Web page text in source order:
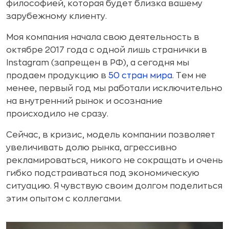
философией, которая будет близка вашему
зарубежному клиенту.
Моя компания начала свою деятельность в
октябре 2017 года с одной лишь странички в
Instagram (запрещен в РФ), а сегодня мы
продаем продукцию в 50 стран мира. Тем не
менее, первый год мы работали исключительно
на внутренний рынок и осознание
происходило не сразу.
Сейчас, в кризис, модель компании позволяет
увеличивать долю рынка, агрессивно
рекламироваться, никого не сокращать и очень
гибко подстраиваться под экономическую
ситуацию. Я чувствую своим долгом поделиться
этим опытом с коллегами.